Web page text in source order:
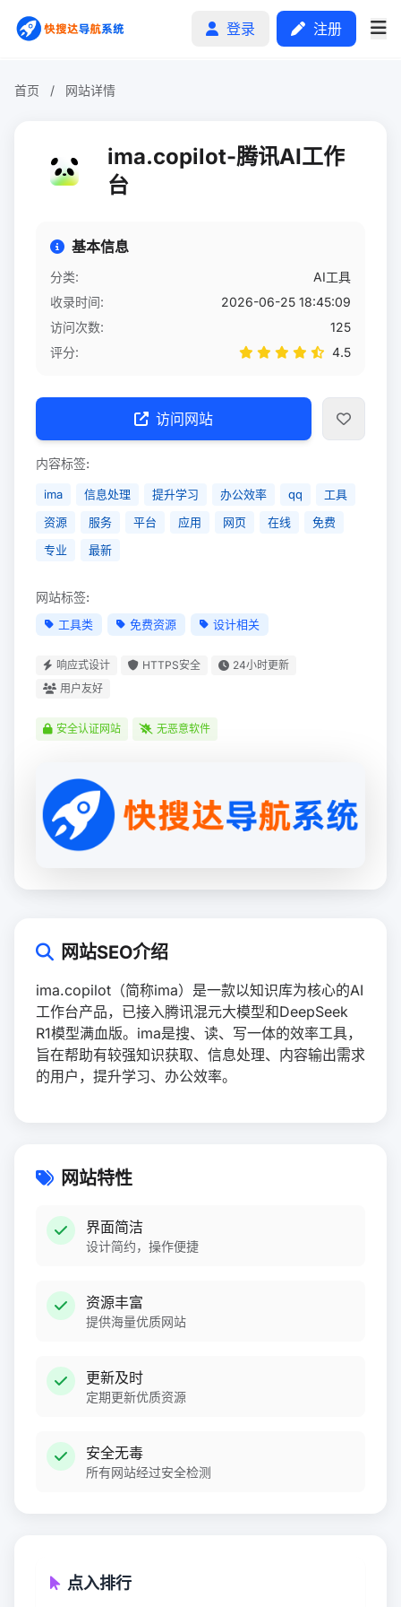
登录 注册
分类排行
自助广告
首页 / 网站详情
ima.copilot-腾讯AI工作
台
基本信息
分类:
AI工具
收录时间:
2026-06-25 18:45:09
访问次数:
125
评分:
4.5
访问网站
内容标签:
ima 信息处理 提升学习 办公效率 qq
工具
资源
服务 平台 应用 网页 在线
免费
专业
最新
网站标签:
工具类 免费资源 设计相关
响应式设计 HTTPS安全
24小时更新
用户友好
安全认证网站 无恶意软件
网站SEO介绍
ima.copilot（简称ima）是一款以知识库为核心的AI
工作台产品，已接入腾讯混元大模型和DeepSeek
R1模型满血版。ima是搜、读、写一体的效率工具，
旨在帮助有较强知识获取、信息处理、内容输出需求
的用户，提升学习、办公效率。
网站特性
界面简洁
设计简约，操作便捷
资源丰富
提供海量优质网站
更新及时
定期更新优质资源
安全无毒
所有网站经过安全检测
点入排行